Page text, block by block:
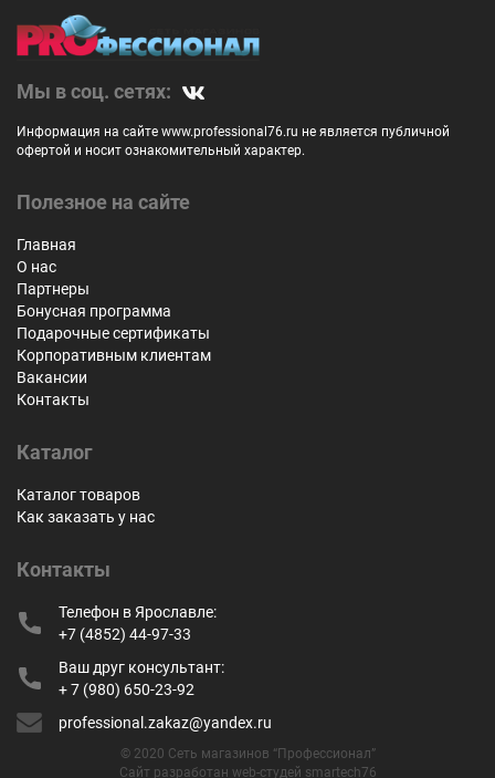
Мы в соц. сетях:
Информация на сайте www.professional76.ru не является публичной
офертой и носит ознакомительный характер.
Полезное на сайте
Главная
О нас
Партнеры
Бонусная программа
Подарочные сертификаты
Корпоративным клиентам
Вакансии
Контакты
Каталог
Каталог товаров
Как заказать у нас
Контакты
Телефон в Ярославле:
+7 (4852) 44-97-33
Ваш друг консультант:
+ 7 (980) 650-23-92
professional.zakaz@yandex.ru
© 2020 Сеть магазинов “Профессионал”
Сайт разработан web-студей smartech76